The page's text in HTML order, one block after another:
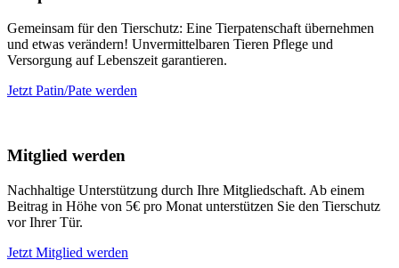
Gemeinsam für den Tierschutz: Eine Tierpatenschaft übernehmen
und etwas verändern! Unvermittelbaren Tieren Pflege und
Versorgung auf Lebenszeit garantieren.
Jetzt Patin/Pate werden
Mitglied werden
Nachhaltige Unterstützung durch Ihre Mitgliedschaft. Ab einem
Beitrag in Höhe von 5€ pro Monat unterstützen Sie den Tierschutz
vor Ihrer Tür.
Jetzt Mitglied werden